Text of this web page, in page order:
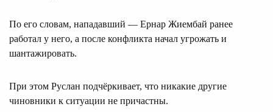
По его словам, нападавший — Ернар Жиембай ранее
работал у него, а после конфликта начал угрожать и
шантажировать.
При этом Руслан подчёркивает, что никакие другие
чиновники к ситуации не причастны.